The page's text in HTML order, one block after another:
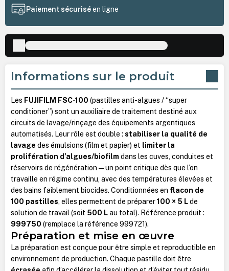
Paiement sécuriséen ligne
Informations sur le produit
Les FUJIFILM FSC-100 (pastilles anti-algues / “super
conditioner”) sont un auxiliaire de traitement destiné aux
circuits de lavage/rinçage des équipements argentiques
automatisés. Leur rôle est double : stabiliser la qualité de
lavage des émulsions (film et papier) et limiter la
prolifération d’algues/biofilm dans les cuves, conduites et
réservoirs de régénération — un point critique dès que l’on
travaille en régime continu, avec des températures élevées et
des bains faiblement biocides. Conditionnées en flacon de
100 pastilles, elles permettent de préparer100 × 5 Lde
solution de travail (soit 500 Lau total). Référence produit :
999750 (remplace la référence 999721).
Préparation et mise en œuvre
La préparation est conçue pour être simple et reproductible en
environnement de production. Chaque pastille doit être